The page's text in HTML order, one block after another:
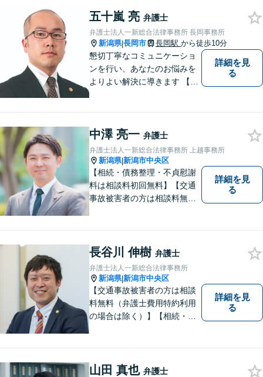
無料】
五十嵐 亮 弁護士
弁護士法人一新総合法律事務所 長岡事務所
新潟県|長岡市 長岡駅 から徒歩10分
懇切丁寧なコミュニケーショ
ンを行い、あなたのお悩みを
よりよい解決に導きます 【交
理・労災・不貞慰謝料は相談
料初回無料】【土曜相談可】
詳細を見
る
中澤 亮一 弁護士
弁護士法人一新総合法律事務所 上越事務所
新潟県|新潟市中央区
【相続・債務整理・不貞慰謝
料は相談料初回無料】【交通
事故被害者の方は相談料無料
思っています。
詳細を見
る
長谷川 伸樹 弁護士
弁護士法人一新総合法律事務所
新潟県|新潟市中央区
【交通事故被害者の方は相談
料無料（弁護士費用特約利用
の場合は除く）】【相続・債
てお力になります
詳細を見
る
山田 真也 弁護士